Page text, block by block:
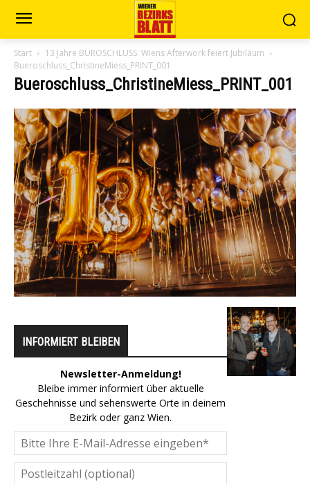
Start
13 Jahre BÜROSCHLUSS: Wiens Afterwork feiert Jubiläum
Bueroschluss_ChristineMiess_PRINT_001
Bueroschluss_ChristineMiess_PRINT_001
INFORMIERT BLEIBEN
Newsletter-Anmeldung!
Bleibe immer informiert über aktuelle
Geschehnisse und sehenswerte Orte in deinem
Bezirk oder ganz Wien.